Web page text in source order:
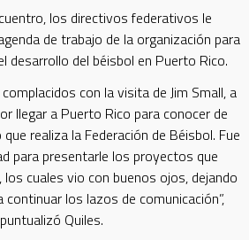
los directivos federativos le
de trabajo de la organización para
desarrollo del béisbol en Puerto Rico.
con la visita de Jim Small, a
llegar a Puerto Rico para conocer de
realiza la Federación de Béisbol. Fue
para presentarle los proyectos que
cuales vio con buenos ojos, dejando
los lazos de comunicación”,
puntualizó Quiles.